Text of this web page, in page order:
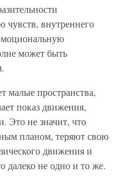
чувств, внутреннего
может быть
малые пространства,
показ движения,
Это не значит, что
планом, теряют свою
движения и
далеко не одно и то же.